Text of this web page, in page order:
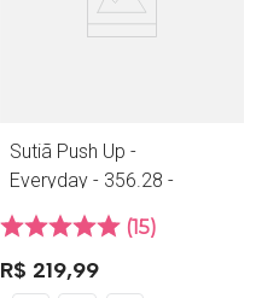
Sutiã Push Up -
Everyday - 356.28 -
Scarlet
15
R$ 219,99